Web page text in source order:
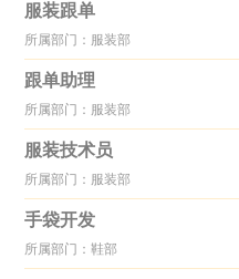
服装跟单
所属部门：服装部
跟单助理
所属部门：服装部
服装技术员
所属部门：服装部
手袋开发
所属部门：鞋部